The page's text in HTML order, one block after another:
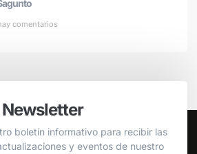
comentarios
Newsletter
boletín informativo para recibir las
y eventos de nuestro